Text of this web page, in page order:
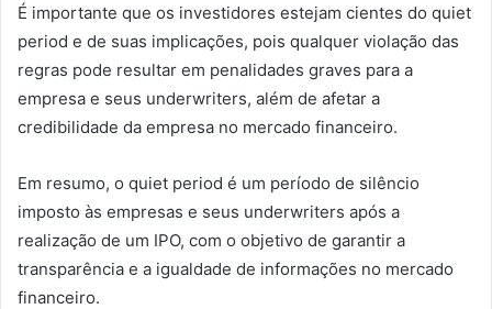
É importante que os investidores estejam cientes do quiet
period e de suas implicações, pois qualquer violação das
regras pode resultar em penalidades graves para a
empresa e seus underwriters, além de afetar a
credibilidade da empresa no mercado financeiro.
Em resumo, o quiet period é um período de silêncio
imposto às empresas e seus underwriters após a
realização de um IPO, com o objetivo de garantir a
transparência e a igualdade de informações no mercado
financeiro.